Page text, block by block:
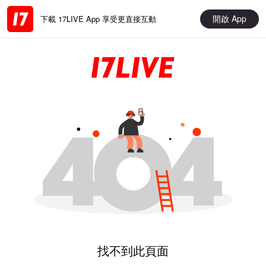
下載 17LIVE App 享受更直接互動 開啟 App
找不到此頁面